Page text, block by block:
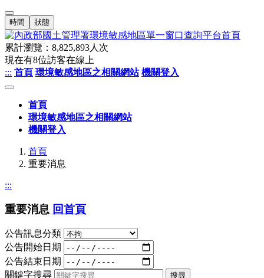
時間 狀態
累計瀏覽： 8,825,893人次
現在有8位訪客在線上
::: 首頁 環境敏感地區之相關網站 機關登入
首頁
環境敏感地區之相關網站
機關登入
首頁
重要消息
:::
重要消息 回首頁
公告訊息分類
公告開始日期
公告結束日期
關鍵字搜尋